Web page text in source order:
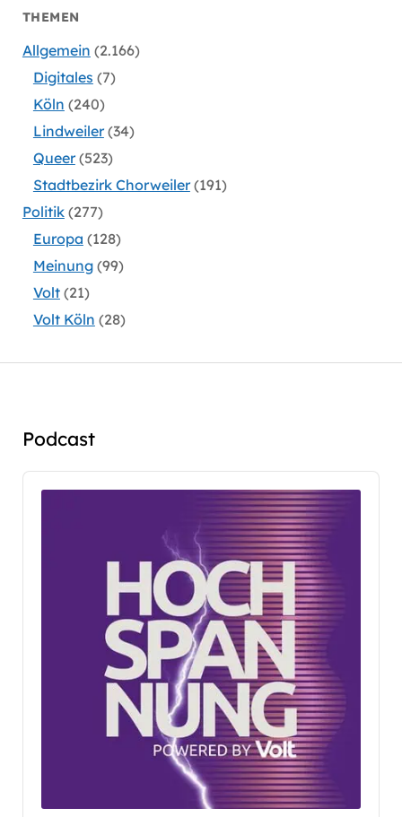
THEMEN
Allgemein (2.166)
Digitales (7)
Köln (240)
Lindweiler(34)
Queer(523)
Stadtbezirk Chorweiler(191)
Politik(277)
Europa (128)
Meinung(99)
Volt(21)
Volt Köln (28)
Podcast
Audio
Player